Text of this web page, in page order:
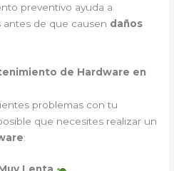
preventivo ayuda a
de que causen daños
de Hardware en
problemas con tu
que necesites realizar un
: